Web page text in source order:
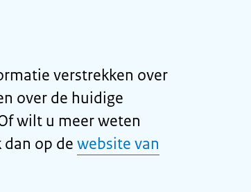
verstrekken over
over de huidige
wilt u meer weten
dan op de website van